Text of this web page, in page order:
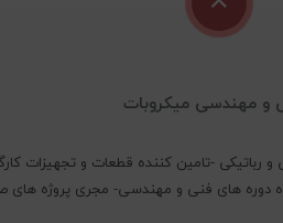
و مهندسی میکروبات
و رباتیکی -تامین کننده قطعات و تجهیزات
دوره های فنی و مهندسی- مجری پروژه های